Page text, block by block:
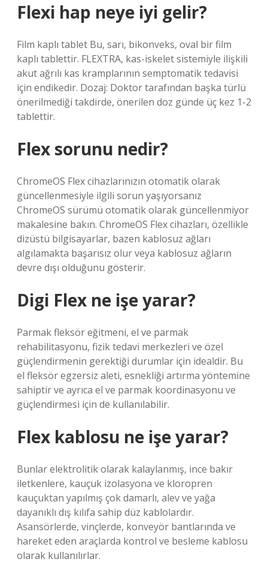
Flexi hap neye iyi gelir?
Film kaplı tablet Bu, sarı, bikonveks, oval bir film
kaplı tablettir. FLEXTRA, kas-iskelet sistemiyle ilişkili
akut ağrılı kas kramplarının semptomatik tedavisi
için endikedir. Dozaj: Doktor tarafından başka türlü
önerilmediği takdirde, önerilen doz günde üç kez 1-2
tablettir.
Flex sorunu nedir?
ChromeOS Flex cihazlarınızın otomatik olarak
güncellenmesiyle ilgili sorun yaşıyorsanız
ChromeOS sürümü otomatik olarak güncellenmiyor
makalesine bakın. ChromeOS Flex cihazları, özellikle
dizüstü bilgisayarlar, bazen kablosuz ağları
algılamakta başarısız olur veya kablosuz ağların
devre dışı olduğunu gösterir.
Digi Flex ne işe yarar?
Parmak fleksör eğitmeni, el ve parmak
rehabilitasyonu, fizik tedavi merkezleri ve özel
güçlendirmenin gerektiği durumlar için idealdir. Bu
el fleksör egzersiz aleti, esnekliği artırma yöntemine
sahiptir ve ayrıca el ve parmak koordinasyonu ve
güçlendirmesi için de kullanılabilir.
Flex kablosu ne işe yarar?
Bunlar elektrolitik olarak kalaylanmış, ince bakır
iletkenlere, kauçuk izolasyona ve kloropren
kauçuktan yapılmış çok damarlı, alev ve yağa
dayanıklı dış kılıfa sahip düz kablolardır.
Asansörlerde, vinçlerde, konveyör bantlarında ve
hareket eden araçlarda kontrol ve besleme kablosu
olarak kullanılırlar.